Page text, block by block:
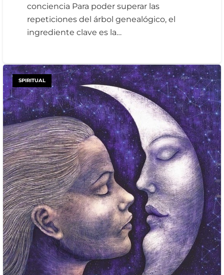
conciencia Para poder superar las
repeticiones del árbol genealógico, el
ingrediente clave es la…
SPIRITUAL